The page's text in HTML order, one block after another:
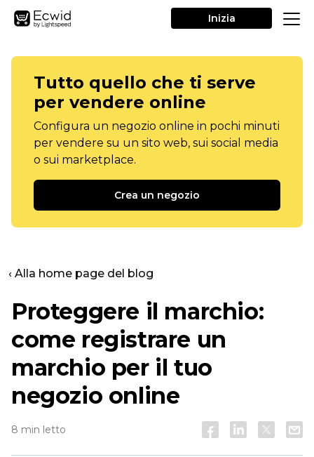
Inizia
Tutto quello che ti serve
per vendere online
Configura un negozio online in pochi minuti
per vendere su un sito web, sui social media
o sui marketplace.
Crea un negozio
‹ Alla home page del blog
Proteggere il marchio:
come registrare un
marchio per il tuo
negozio online
8 min letto